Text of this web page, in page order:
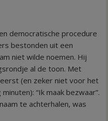
democratische procedure
bestonden uit een
niet wilde noemen. Hij
al de toon. Met
(en zeker niet voor het
“Ik maak bezwaar”.
te achterhalen, was